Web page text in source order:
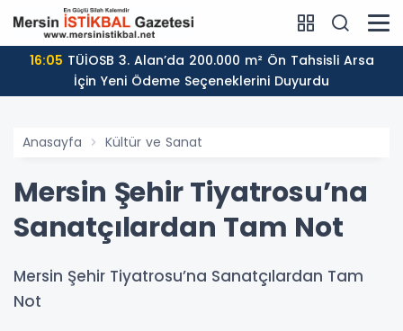
16:05
İçin Yeni Ödeme Seçeneklerini Duyurdu
Anasayfa Kültür ve Sanat
Mersin Şehir Tiyatrosu’na
Sanatçılardan Tam Not
Mersin Şehir Tiyatrosu’na Sanatçılardan Tam
Not